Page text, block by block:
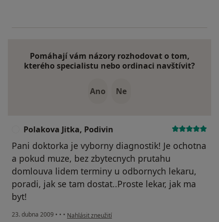
Pomáhají vám názory rozhodovat o tom,
kterého specialistu nebo ordinaci navštívit?
Ano Ne
Polakova Jitka, Podivin
Pani doktorka je vyborny diagnostik! Je ochotna
a pokud muze, bez zbytecnych prutahu
domlouva lidem terminy u odbornych lekaru,
poradi, jak se tam dostat..Proste lekar, jak ma
byt!
23. dubna 2009 • • • podle názoru uživatele Polakova Jitka, Podivin
Nahlásit zneužití